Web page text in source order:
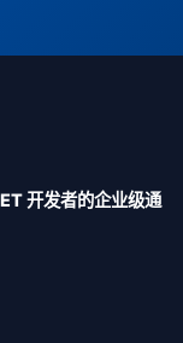
开发者的企业级通